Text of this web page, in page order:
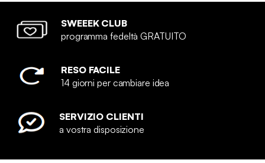
SWEEEK CLUB
programma fedeltà GRATUITO
RESO FACILE
14 giorni per cambiare idea
SERVIZIO CLIENTI
a vostra disposizione